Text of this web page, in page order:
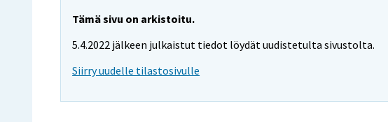
Tämä sivu on arkistoitu.
5.4.2022 jälkeen julkaistut tiedot löydät uudistetulta sivustolta.
Siirry uudelle tilastosivulle